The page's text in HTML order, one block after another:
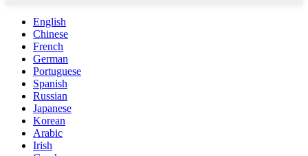
English
Chinese
French
German
Portuguese
Spanish
Russian
Japanese
Korean
Arabic
Irish